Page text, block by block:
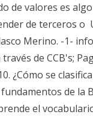
de valores es
de terceros o
Merino. -1-
de CCB's;
¿Cómo se
de la
el